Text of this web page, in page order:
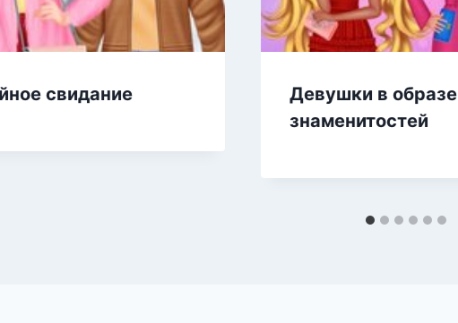
свидание
Девушки в образе
знаменитостей